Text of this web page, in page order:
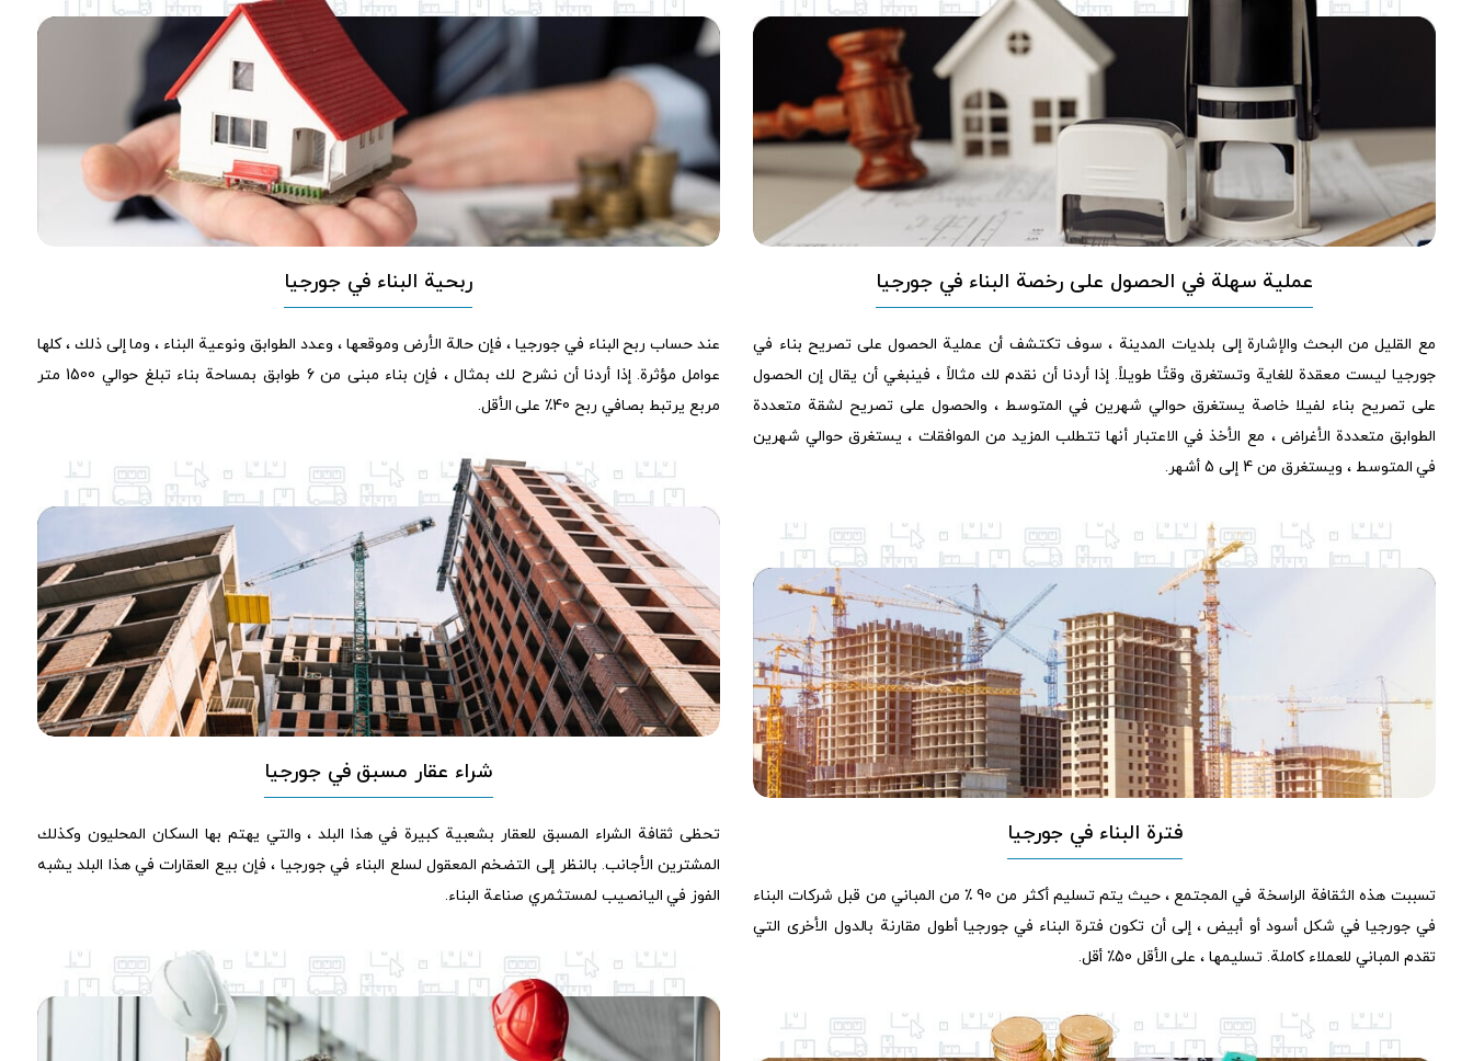
عملية سهلة في الحصول على رخصة البناء في جورجيا
مع القليل من البحث والإشارة إلى بلديات المدينة ، سوف تكتشف أن عملية الحصول على تصريح بناء في
جورجيا ليست معقدة للغاية وتستغرق وقتًا طويلاً. إذا أردنا أن نقدم لك مثالاً ، فينبغي أن يقال إن الحصول
على تصريح بناء لفيلا خاصة يستغرق حوالي شهرين في المتوسط ، والحصول على تصريح لشقة متعددة
الطوابق متعددة الأغراض ، مع الأخذ في الاعتبار أنها تتطلب المزيد من الموافقات ، يستغرق حوالي شهرين
في المتوسط ، ويستغرق من 4 إلى 5 أشهر.
فترة البناء في جورجيا
تسببت هذه الثقافة الراسخة في المجتمع ، حيث يتم تسليم أكثر من 90 ٪ من المباني من قبل شركات البناء
في جورجيا في شكل أسود أو أبيض ، إلى أن تكون فترة البناء في جورجيا أطول مقارنة بالدول الأخرى التي
تقدم المباني للعملاء كاملة. تسليمها ، على الأقل 50٪ أقل.
ربحية البناء في جورجيا
عند حساب ربح البناء في جورجيا ، فإن حالة الأرض وموقعها ، وعدد الطوابق ونوعية البناء ، وما إلى ذلك ، كلها
عوامل مؤثرة. إذا أردنا أن نشرح لك بمثال ، فإن بناء مبنى من 6 طوابق بمساحة بناء تبلغ حوالي 1500 متر
مربع يرتبط بصافي ربح 40٪ على الأقل.
شراء عقار مسبق في جورجيا
تحظى ثقافة الشراء المسبق للعقار بشعبية كبيرة في هذا البلد ، والتي يهتم بها السكان المحليون وكذلك
المشترين الأجانب. بالنظر إلى التضخم المعقول لسلع البناء في جورجيا ، فإن بيع العقارات في هذا البلد يشبه
الفوز في اليانصيب لمستثمري صناعة البناء.